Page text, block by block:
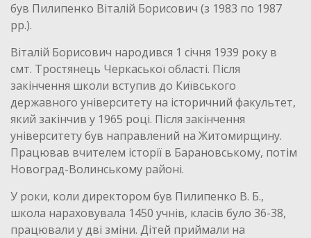
був Пилипенко Віталій Борисович (з 1983 по 1987
рр.).
Віталій Борисович народився 1 січня 1939 року в
смт. Тростянець Черкаської області. Після
закінчення школи вступив до Київського
державного університету на історичний факультет,
який закінчив у 1965 році. Після закінчення
університету був направлений на Житомирщину.
Працював вчителем історії в Барановському, потім
Новоград-Волинському районі.
У роки, коли директором був Пилипенко В. Б.,
школа нараховувала 1450 учнів, класів було 36-38,
працювали у дві зміни. Дітей приймали на